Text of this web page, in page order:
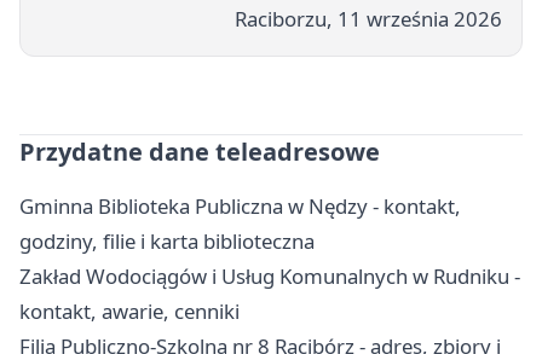
Raciborzu, 11 września 2026
Przydatne dane teleadresowe
Gminna Biblioteka Publiczna w Nędzy - kontakt,
godziny, filie i karta biblioteczna
Zakład Wodociągów i Usług Komunalnych w Rudniku -
kontakt, awarie, cenniki
Filia Publiczno-Szkolna nr 8 Racibórz - adres, zbiory i